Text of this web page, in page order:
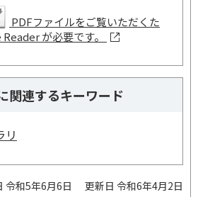
PDFファイルをご覧いただくた
が必要です。
関連するキーワード
リ
令和5年6月6日 更新日 令和6年4月2日